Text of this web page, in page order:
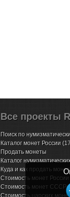
Все проекты
Поиск по
Каталог монет России
Продать монеты
Каталог
Куда и как продать
Стоимость монет России
Стоимость монет СССР
Стоимость царских монет